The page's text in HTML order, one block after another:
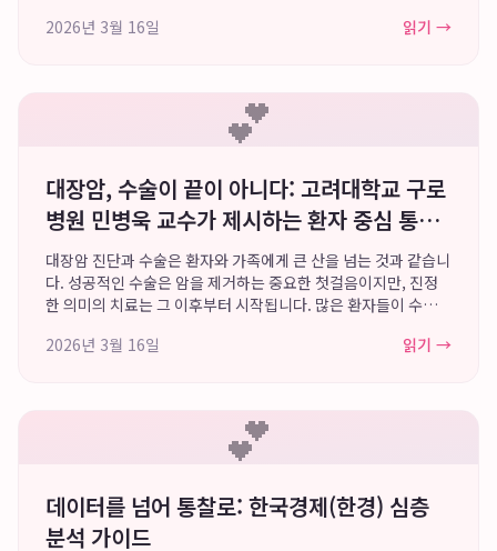
2026년 3월 16일
읽기 →
💕
대장암, 수술이 끝이 아니다: 고려대학교 구로
병원 민병욱 교수가 제시하는 환자 중심 통합
케어로 건강한 삶을 되찾다
대장암 진단과 수술은 환자와 가족에게 큰 산을 넘는 것과 같습니
다. 성공적인 수술은 암을 제거하는 중요한 첫걸음이지만, 진정
한 의미의 치료는 그 이후부터 시작됩니다. 많은 환자들이 수술
강한 일상으로 복귀할 수 있을지에...
2026년 3월 16일 읽기 →
💕
데이터를 넘어 통찰로: 한국경제(한경) 심층
분석 가이드